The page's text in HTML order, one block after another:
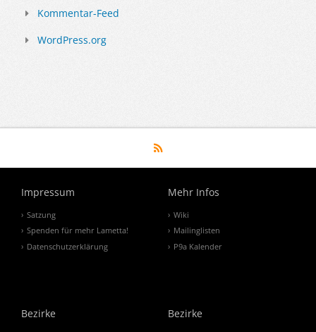
Kommentar-Feed
WordPress.org
Impressum
Satzung
Spenden für mehr Lametta!
Datenschutzerklärung
Mehr Infos
Wiki
Mailinglisten
P9a Kalender
Bezirke Bezirke